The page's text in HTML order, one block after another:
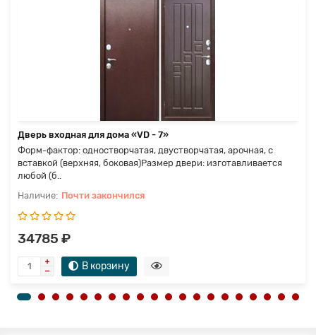
Дверь входная для дома «VD - 7»
Форм-фактор: одностворчатая, двустворчатая, арочная, с
вставкой (верхняя, боковая)Размер двери: изготавливается
любой (б..
Почти закончился
34785 ₽
В корзину